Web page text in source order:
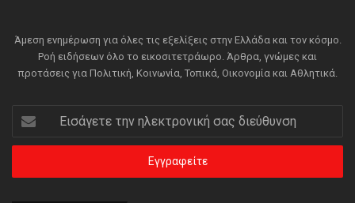
Άμεση ενημέρωση για όλες τις εξελίξεις στην Ελλάδα και τον κόσμο.
Ροή ειδήσεων όλο το εικοσιτετράωρο. Άρθρα, γνώμες και
προτάσεις για Πολιτική, Κοινωνία, Τοπικά, Οικονομία και Αθλητικά.
την
ηλεκτρονική
διεύθυνση